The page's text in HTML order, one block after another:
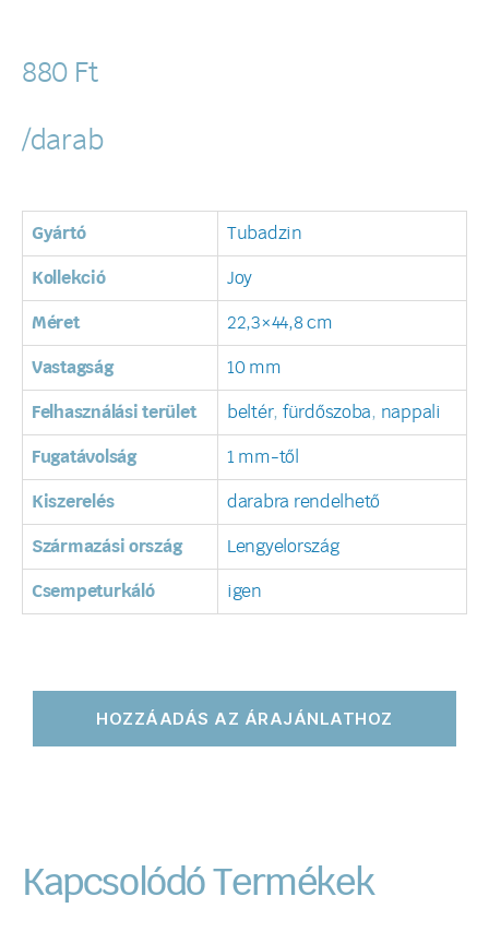
880 Ft
/darab
Gyártó Tubadzin
Kollekció Joy
Méret 22,3×44,8 cm
Vastagság 10 mm
Felhasználási terület beltér, fürdőszoba, nappali
Fugatávolság 1 mm-től
Kiszerelés darabra rendelhető
Származási ország Lengyelország
Csempeturkáló igen
HOZZÁADÁS AZ ÁRAJÁNLATHOZ
Kapcsolódó Termékek